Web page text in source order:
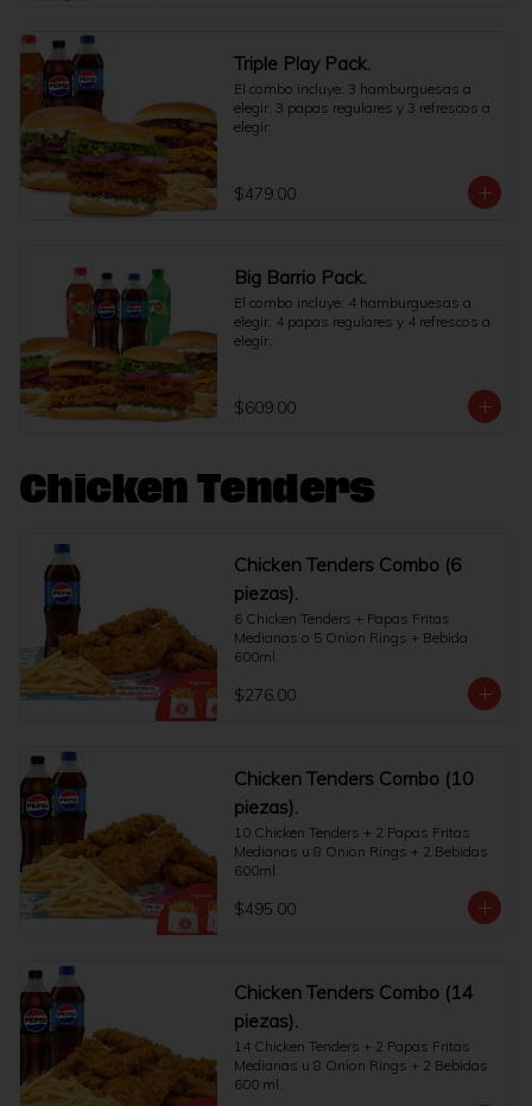
Triple Play Pack.
El combo incluye: 3 hamburguesas a
elegir, 3 papas regulares y 3 refrescos a
elegir.
$479.00
Big Barrio Pack.
El combo incluye: 4 hamburguesas a
elegir, 4 papas regulares y 4 refrescos a
elegir.
$609.00
Chicken Tenders
Chicken Tenders Combo (6
piezas).
6 Chicken Tenders + Papas Fritas
Medianas o 5 Onion Rings + Bebida
600ml.
$276.00
Chicken Tenders Combo (10
piezas).
10 Chicken Tenders + 2 Papas Fritas
Medianas u 8 Onion Rings + 2 Bebidas
600ml.
$495.00
Chicken Tenders Combo (14
piezas).
14 Chicken Tenders + 2 Papas Fritas
Medianas u 8 Onion Rings + 2 Bebidas
600 ml.